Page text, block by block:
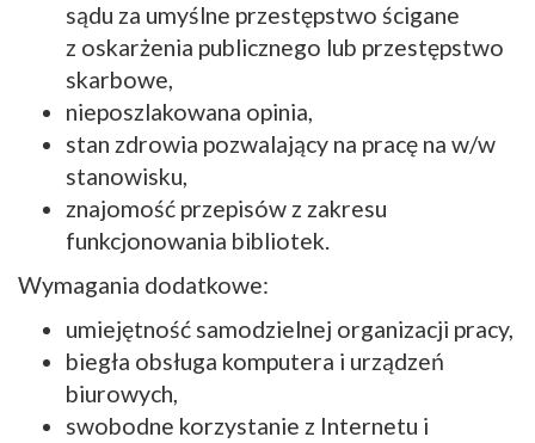
sądu za umyślne przestępstwo ścigane
z oskarżenia publicznego lub przestępstwo
skarbowe,
nieposzlakowana opinia,
stan zdrowia pozwalający na pracę na w/w
stanowisku,
znajomość przepisów z zakresu
funkcjonowania bibliotek.
Wymagania dodatkowe:
umiejętność samodzielnej organizacji pracy,
biegła obsługa komputera i urządzeń
biurowych,
swobodne korzystanie z Internetu i